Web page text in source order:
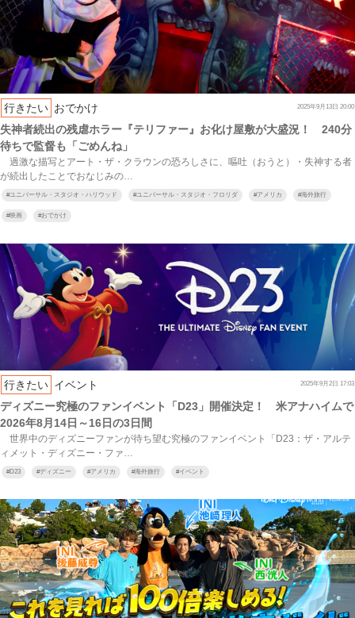
行きたい おでかけ 2025年9月13日 20:00
失神者続出の残虐ホラー『テリファー』お化け屋敷が大盛況！ 240分
待ちで監督も「ごめんね」
過激な描写とアート・ザ・クラウンの恐ろしさに、嘔吐（おうと）・失神する者
が続出したことでおなじみの…
#ユニバーサル・スタジオ・ハリウッド #ユニバーサル・スタジオ・フロリダ #アメリカ #海外旅行
#映画 #おでかけ
行きたい イベント 2025年9月2日 17:03
ディズニー究極のファンイベント「D23」開催決定！ 米アナハイムで
2026年8月14日～16日の3日間
世界中のディズニーファンが待ち望む究極のファンイベント「D23：ザ・アルテ
ィメット・ディズニー・ファ…
#D23 #ディズニー #アメリカ #海外旅行 #イベント